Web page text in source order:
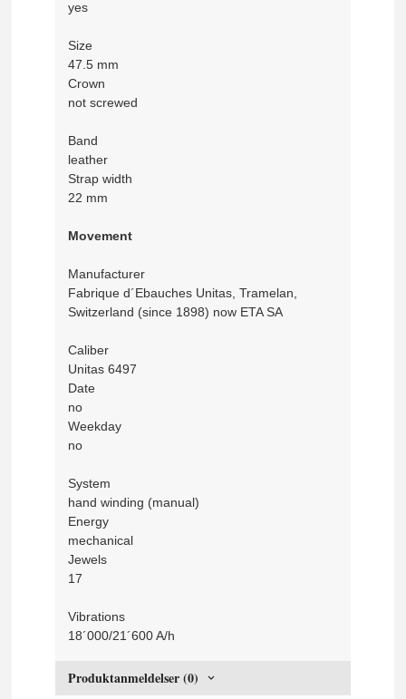
yes
Size
47.5 mm
Crown
not screwed
Band
leather
Strap width
22 mm
Movement
Manufacturer
Fabrique d´Ebauches Unitas, Tramelan,
Switzerland (since 1898) now ETA SA
Caliber
Unitas 6497
Date
no
Weekday
no
System
hand winding (manual)
Energy
mechanical
Jewels
17
Vibrations
18´000/21´600 A/h
Produktanmeldelser (0)